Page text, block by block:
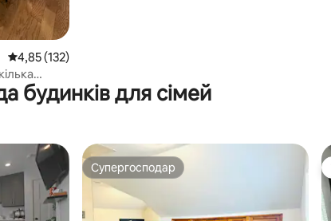
Середня оцінка: 4,85 з 5, відгуки: 132
4,85 (132)
будинків для сімей
Супергосподар
Супергосподар